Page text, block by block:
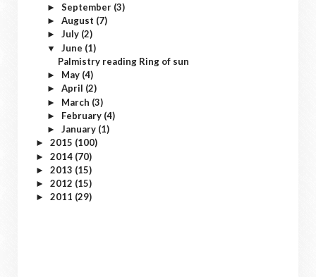
► September (3)
► August (7)
► July (2)
▼ June (1)
Palmistry reading Ring of sun
► May (4)
► April (2)
► March (3)
► February (4)
► January (1)
► 2015 (100)
► 2014 (70)
► 2013 (15)
► 2012 (15)
► 2011 (29)